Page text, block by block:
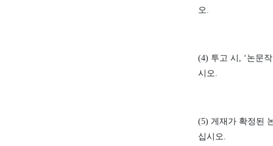
오.
(4) 투고 시 , ‘논문
시오.
(5) 게재가 확정된
십시오.